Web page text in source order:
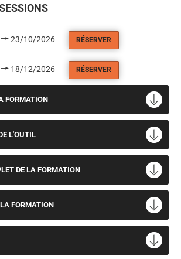
23/10/2026 RÉSERVER
18/12/2026 RÉSERVER
FORMATION
L'OUTIL
DE LA FORMATION
FORMATION